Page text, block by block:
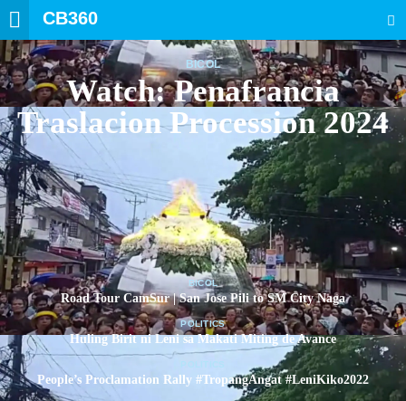
CB360
BICOL
Watch: Penafrancia
Traslacion Procession 2024
BICOL
Road Tour CamSur | San Jose Pili to SM City Naga
POLITICS
Huling Birit ni Leni sa Makati Miting de Avance
People’s Proclamation Rally #TropangAngat #LeniKiko2022